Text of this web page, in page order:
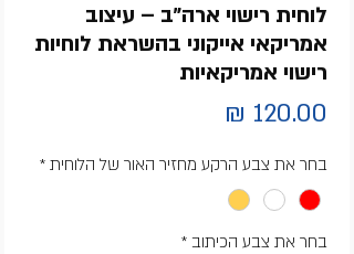
לוחית רישוי ארה״ב – עיצוב
אמריקאי אייקוני בהשראת לוחיות
רישוי אמריקאיות
בחר את צבע הרקע מחזיר האור של הלוחית *
בחר את צבע הכיתוב *